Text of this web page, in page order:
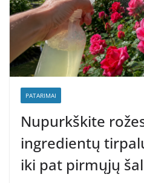
PATARIMAI
Nupurkškite
ingredientų
iki pat pirmųjų